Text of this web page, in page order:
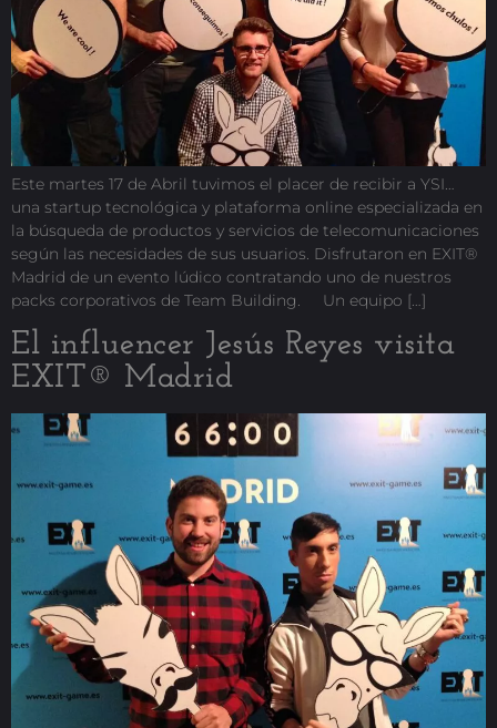
Este martes 17 de Abril tuvimos el placer de recibir a YSI…
una startup tecnológica y plataforma online especializada en
la búsqueda de productos y servicios de telecomunicaciones
según las necesidades de sus usuarios. Disfrutaron en EXIT®
Madrid de un evento lúdico contratando uno de nuestros
packs corporativos de Team Building. Un equipo […]
El influencer Jesús Reyes visita
EXIT® Madrid